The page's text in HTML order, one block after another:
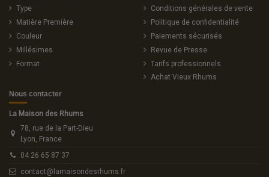
Type
Matière Première
Couleur
Millésimes
Format
Conditions générales de vente
Politique de confidentialité
Paiements sécurisés
Revue de Presse
Tarifs professionnels
Achat Vieux Rhums
Nous contacter
La Maison des Rhums
78, rue de la Part-Dieu
Lyon, France
04 26 65 87 37
contact@lamaisondesrhums.fr